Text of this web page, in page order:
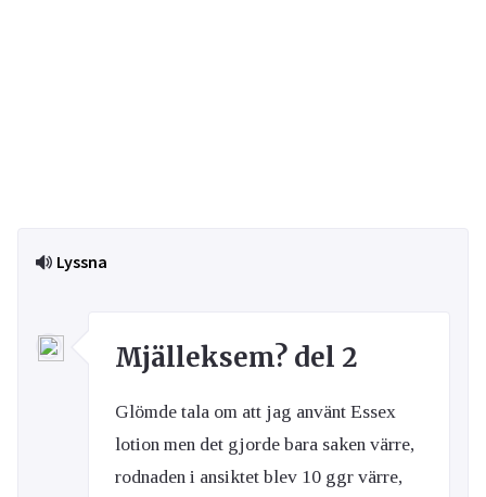
Lyssna
Mjälleksem? del 2
Glömde tala om att jag använt Essex
lotion men det gjorde bara saken värre,
rodnaden i ansiktet blev 10 ggr värre,